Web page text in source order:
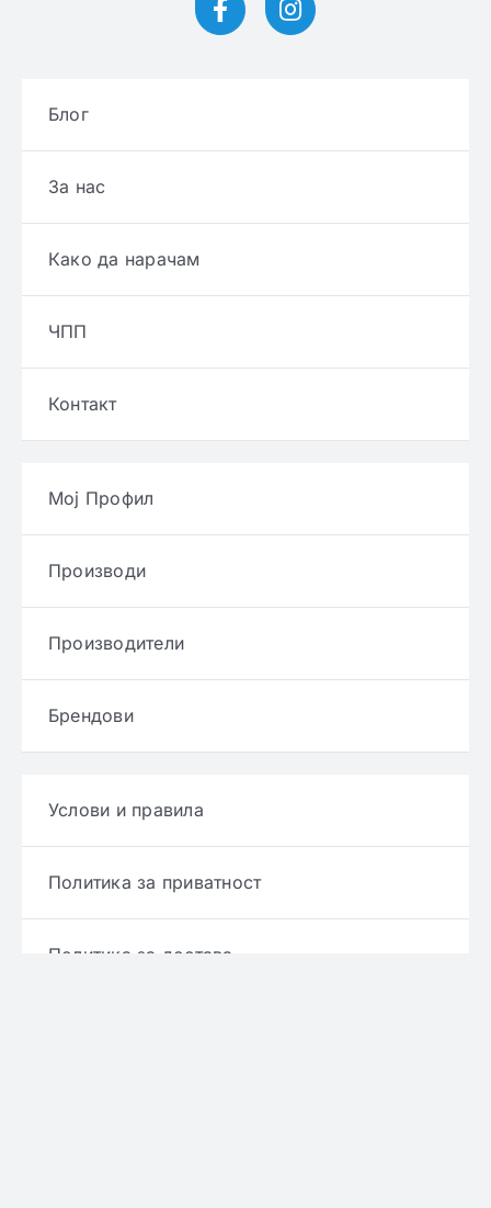
Блог
За нас
Како да нарачам
ЧПП
Контакт
Мој Профил
Производи
Производители
Брендови
Услови и правила
Политика за приватност
Политика за достава